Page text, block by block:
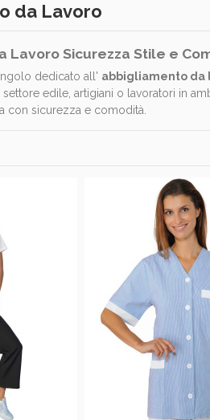
da Lavoro
Lavoro Sicurezza Stile e
dedicato all' abbigliamento da
edile, artigiani o lavoratori in
con sicurezza e comodità.